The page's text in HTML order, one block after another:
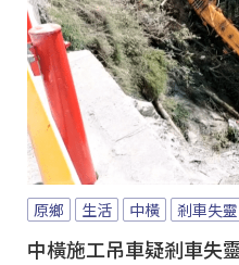
原鄉 生活 中橫 剎車失靈
中橫施工吊車疑剎車失